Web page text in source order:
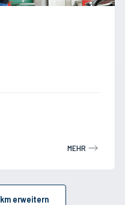
MEHR
km erweitern